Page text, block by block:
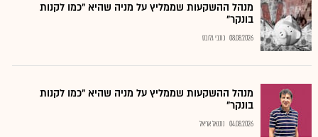
מנהל ההשקעות שממליץ על מניה שהיא "כמו לקנות
בונקר"
08.08.2026 כתבי גלובס
מנהל ההשקעות שממליץ על מניה שהיא "כמו לקנות
בונקר"
04.08.2026 נתנאל אריאל